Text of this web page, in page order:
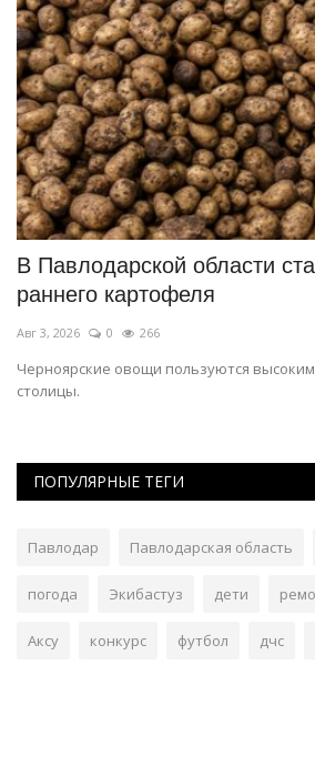
В Павлодарской области
раннего картофеля
Авг 3, 2026 0 266
Черноярские овощи пользуются
столицы.
ПОПУЛЯРНЫЕ ТЕГИ
Павлодар Павлодарская область
погода Экибастуз дети
Аксу конкурс футбол дчс